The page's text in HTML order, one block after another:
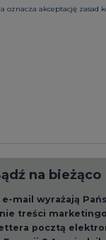
mail wyrażają
treści
pocztą
Energii S.A z
SIĘ DO